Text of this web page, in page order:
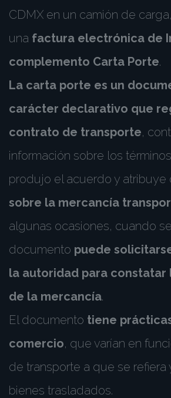
CDMX en un camión de
una factura electrónica de
complemento Carta Porte.
La carta porte es un
carácter declarativo que
contrato de transporte,
información sobre los
produjo el acuerdo y atribuye
sobre la mercancía
algunas ocasiones, cuando
documento puede
la autoridad para constatar
de la mercancía.
El documento tiene
comercio, que varían en
de transporte a que se refiera
bienes trasladados.